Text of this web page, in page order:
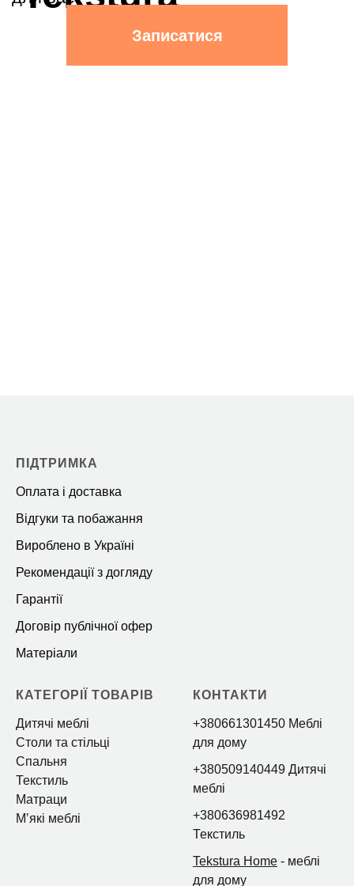
ПІДТРИМКА
Оплата і доставка
Відгуки та побажання
Вироблено в Україні
Рекомендації з догляду
Гарантії
Договір публічної офер
Матеріали
КАТЕГОРІЇ ТОВАРІВ
Дитячі меблі
Столи та стільці
Спальня
Текстиль
Матраци
Мʼякі меблі
КОНТАКТИ
+380661301450 Меблі
для дому
+380509140449 Дитячі
меблі
+380636981492
Текстиль
Tekstura Home - меблі
для дому